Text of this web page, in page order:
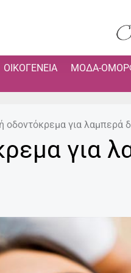
ΟΙΚΟΓΈΝΕΙΑ ΜΌΔΑ-
οδοντόκρεμα για λαμπερά
για